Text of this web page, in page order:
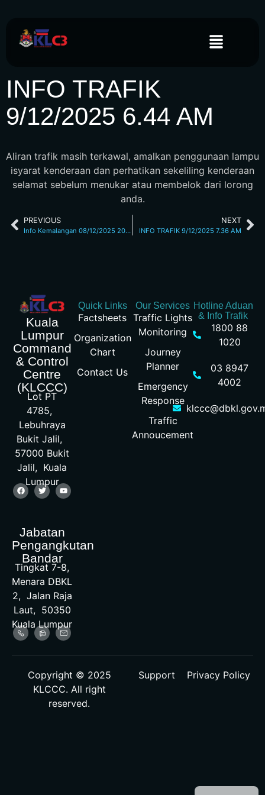
INFO TRAFIK
9/12/2025 6.44 AM
Aliran trafik masih terkawal, amalkan penggunaan lampu
isyarat kenderaan dan perhatikan sekeliling kenderaan
selamat sebelum menukar atau membelok dari lorong
anda.
PREVIOUS
Info Kemalangan 08/12/2025 2053 Hrs
NEXT
INFO TRAFIK 9/12/2025 7.36 AM
Kuala
Lumpur
Command
& Control
Centre
(KLCCC)
Lot PT
4785,
Lebuhraya
Bukit Jalil,
57000 Bukit
Jalil, Kuala
Lumpur
Jabatan
Pengangkutan
Bandar
Tingkat 7-8,
Menara DBKL
2, Jalan Raja
Laut, 50350
Kuala Lumpur
Quick Links
Factsheets
Organization
Chart
Contact Us
Our Services
Traffic Lights
Monitoring
Journey
Planner
Emergency
Response
Traffic
Annoucement
Hotline Aduan
& Info Trafik
1800 88
1020
03 8947
4002
Copyright © 2025
KLCCC. All right
reserved.
Support Privacy Policy